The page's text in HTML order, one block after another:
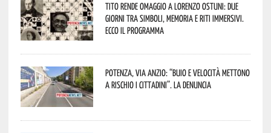
Tito rende omaggio a Lorenzo Ostuni: due
giorni tra simboli, memoria e riti immersivi.
Ecco il programma
Potenza, Via Anzio: “Buio e velocità mettono
a rischio i cittadini”. La denuncia